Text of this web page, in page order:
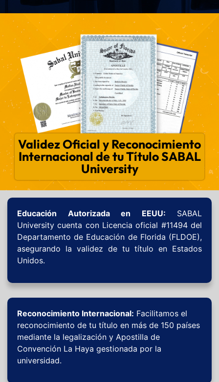
Validez Oficial y Reconocimiento
Internacional de tu Título SABAL
University
Educación Autorizada en EEUU: SABAL
University cuenta con Licencia oficial #11494 del
Departamento de Educación de Florida (FLDOE),
asegurando la validez de tu título en Estados
Unidos.
Reconocimiento Internacional: Facilitamos el
reconocimiento de tu título en más de 150 países
mediante la legalización y Apostilla de
Convención La Haya gestionada por la
universidad.